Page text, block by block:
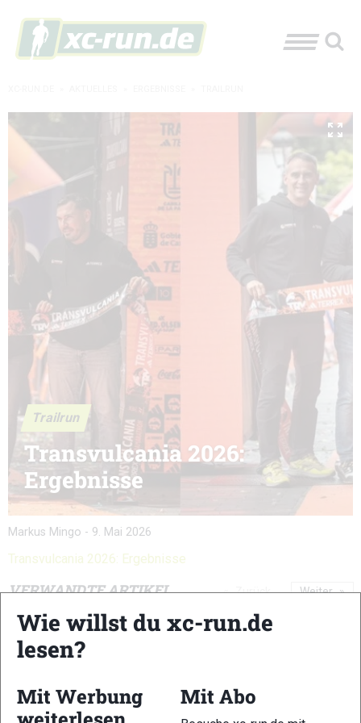
Trailrun
Transvulcania 2026:
Ergebnisse
Markus Mingo - 9. Mai 2026
Transvulcania 2026: Ergebnisse
VERWANDTE ARTIKEL
KAT100 by UTMB
Schnalstal Alpine
Salomon Pitz
Zurück Weiter
Wie willst du xc-run.de
lesen?
Mit Werbung
Mit Abo